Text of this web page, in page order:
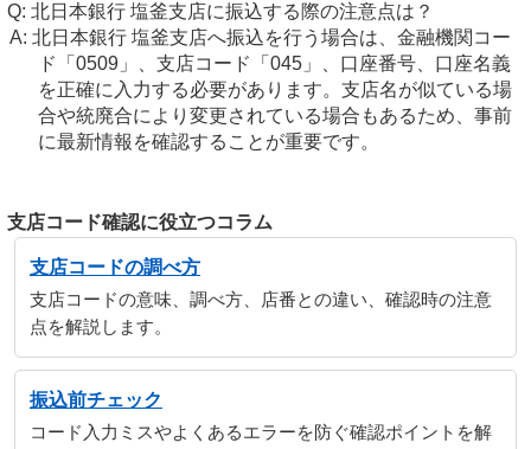
北日本銀行 塩釜支店に振込する際の注意点は？
北日本銀行 塩釜支店へ振込を行う場合は、金融機関コー
ド「0509」、支店コード「045」、口座番号、口座名義
を正確に入力する必要があります。支店名が似ている場
合や統廃合により変更されている場合もあるため、事前
に最新情報を確認することが重要です。
支店コード確認に役立つコラム
支店コードの調べ方
支店コードの意味、調べ方、店番との違い、確認時の注意
点を解説します。
振込前チェック
コード入力ミスやよくあるエラーを防ぐ確認ポイントを解